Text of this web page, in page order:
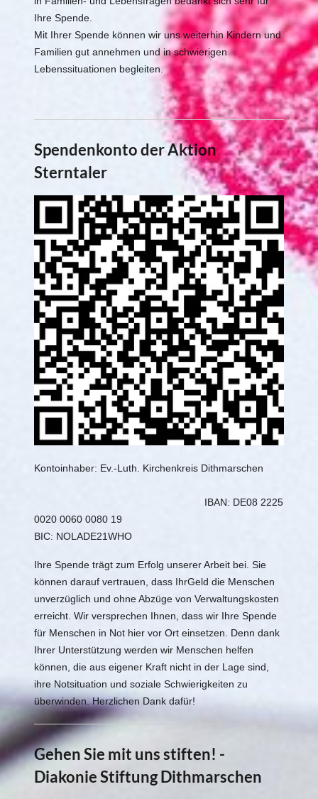
Ihre Spende.
Mit Ihrer Spende können wir uns weiterhin Kindern und
Familien gut annehmen und in schwierigen
Lebenssituationen begleiten.
Spendenkonto der Aktion
Sterntaler
Kontoinhaber: Ev.-Luth. Kirchenkreis Dithmarschen
IBAN: DE08 2225
0020 0060 0080 19
BIC: NOLADE21WHO
Ihre Spende trägt zum Erfolg unserer Arbeit bei. Sie
können darauf vertrauen, dass IhrGeld die Menschen
unverzüglich und ohne Abzüge von Verwaltungskosten
erreicht. Wir versprechen Ihnen, dass wir Ihre Spende
für Menschen in Not hier vor Ort einsetzen. Denn dank
Ihrer Unterstützung werden wir Menschen helfen
können, die aus eigener Kraft nicht in der Lage sind,
ihre Notsituation und soziale Schwierigkeiten zu
überwinden. Herzlichen Dank dafür!
Gehen Sie mit uns stiften! -
Diakonie Stiftung Dithmarschen